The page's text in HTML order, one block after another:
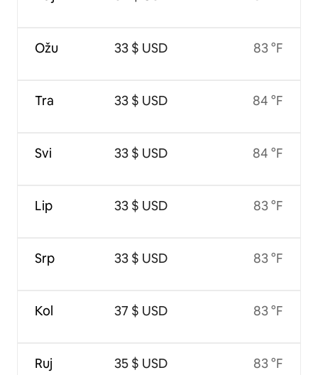
Ožu
Tra
Svi
Lip
Srp
Kol
Ruj
33 $ USD
33 $ USD
33 $ USD
33 $ USD
33 $ USD
37 $ USD
35 $ USD
83 °F
84 °F
84 °F
83 °F
83 °F
83 °F
83 °F